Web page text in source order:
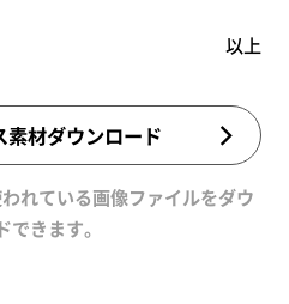
以上
素材ダウンロード
れている画像ファイルをダウ
できます。